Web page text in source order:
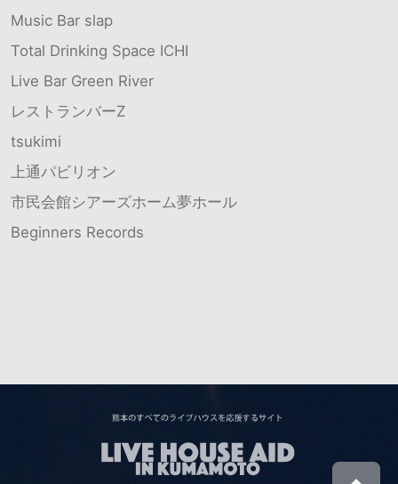
Music Bar slap
Total Drinking Space ICHI
Live Bar Green River
レストランバーZ
tsukimi
上通パビリオン
市民会館シアーズホーム夢ホール
Beginners Records